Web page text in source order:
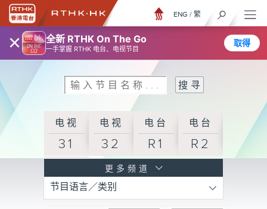
× 全新 RTHK On The Go
一手掌握 RTHK 电台、电视节目
取得
ENG / 繁
电视
31
电视
32
电台
R1
电台
R2
R3
更多频道
节目语言／类别